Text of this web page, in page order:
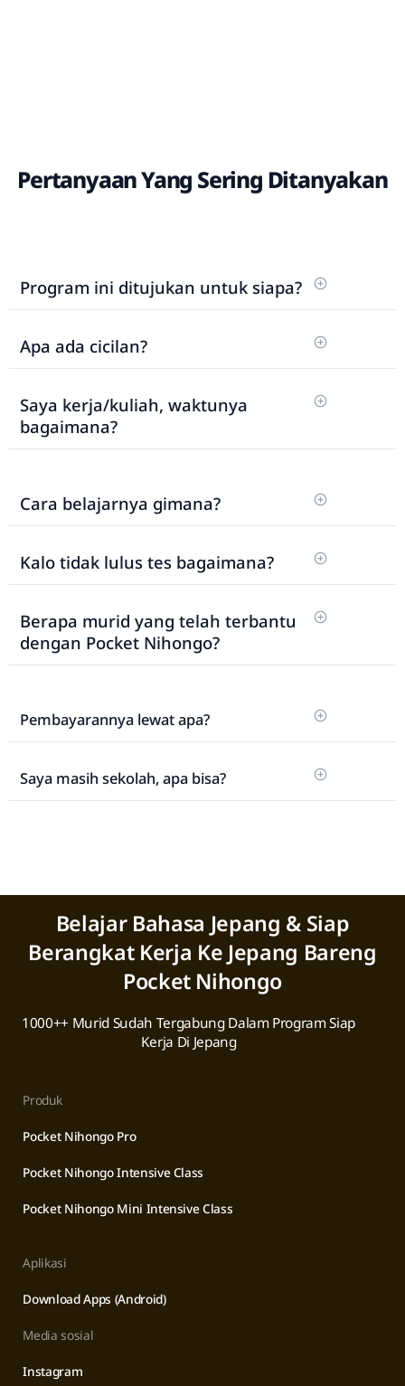
Pertanyaan Yang Sering Ditanyakan
Program ini ditujukan untuk siapa?
Apa ada cicilan?
Saya kerja/kuliah, waktunya
bagaimana?
Cara belajarnya gimana?
Kalo tidak lulus tes bagaimana?
Berapa murid yang telah terbantu
dengan Pocket Nihongo?
Pembayarannya lewat apa?
Saya masih sekolah, apa bisa?
Belajar Bahasa Jepang & Siap
Berangkat Kerja Ke Jepang Bareng
Pocket Nihongo
1000++ Murid Sudah Tergabung Dalam Program Siap
Kerja Di Jepang
Produk
Pocket Nihongo Pro
Pocket Nihongo Intensive Class
Pocket Nihongo Mini Intensive Class
Aplikasi
Download Apps (Android)
Media sosial
Instagram